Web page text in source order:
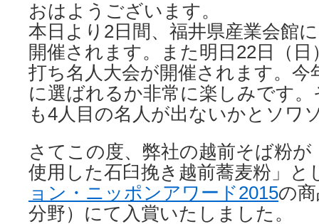
プおはようございます。
本日より2日間、福井県産業会館
開催されます。また明日22日（
打ち名人大会が開催されます。今
に選ばれるか非常に楽しみです
も4人目の名人が出ないかとソワ
さてこの度、弊社の越前そば粉が
使用した石臼挽き越前蕎麦粉」と
ョン・ニッポンアワード2015の
分野）にて入賞いたしました。